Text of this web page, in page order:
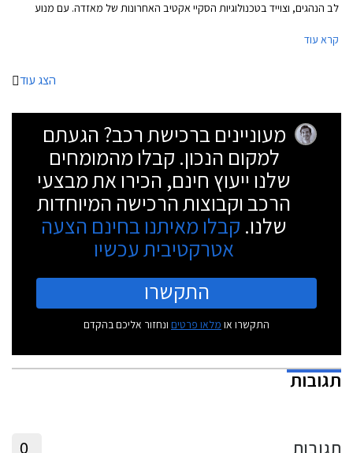
לב הנהגים, וצוייד בטכנולוגיות הסקיי אקטיב האחרונות של מאזדה. עם מנוע
את מסורת קודמותיה ולספק סגנון וחווית נהיגה מהנה.
קרא עוד
הצג עוד
מעוניינים ברכישת רכב? הגעתם
למקום הנכון. קבלו מהמומחים
שלנו ייעוץ חינם, הכירו את מבצעי
הרכב וקבוצות הרכישה המיוחדות
שלנו. קבלו מאיתנו בחינם הצעה
אטרקטיבית עכשיו
התקשרו
התקשרו או מלאו פרטים ונחזור אליכם בהקדם
תגובות
תגובות 0